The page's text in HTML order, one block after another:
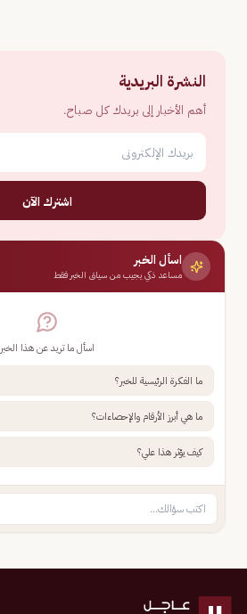
النشرة البريدية
أهم الأخبار إلى بريدك كل صباح.
اشترك الآن
اسأل الخبر
مساعد ذكي يجيب من سياق الخبر فقط
اسأل ما تريد عن هذا الخبر
ما الفكرة الرئيسية للخبر؟
ما هي أبرز الأرقام والإحصاءات؟
كيف يؤثر هذا علي؟